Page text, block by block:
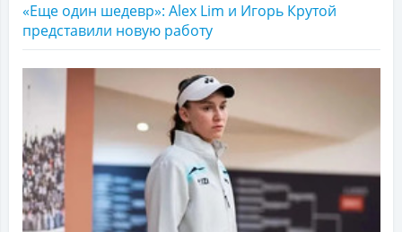
«Еще один шедевр»: Alex Lim и Игорь Крутой
представили новую работу